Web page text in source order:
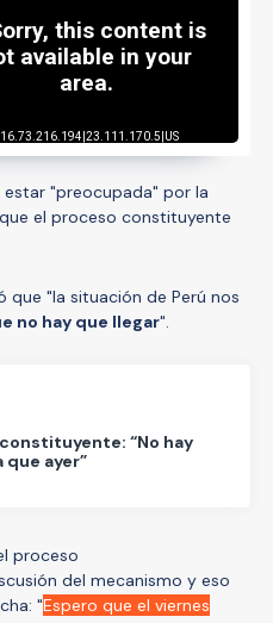
estar "preocupada" por la
el proceso constituyente
que "la situación de Perú nos
no hay que llegar".
“No hay
ayer”
proceso
del mecanismo y eso
"Espero que el viernes